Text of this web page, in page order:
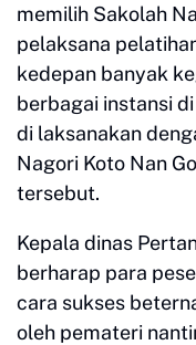
memilih Sakolah
pelaksana
kedepan banyak
berbagai instansi
di laksanakan
Nagori Koto Nan
tersebut.
Kepala dinas
berharap para
cara sukses
oleh pemateri